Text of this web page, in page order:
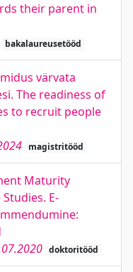
their parent in
bakalaureusetööd
värvata
The readiness of
to recruit people
magistritööd
Maturity
E-
doktoritööd